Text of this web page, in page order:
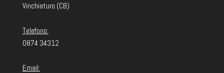
Vinchiaturo (CB)
Telefono:
0874 34312
Email: